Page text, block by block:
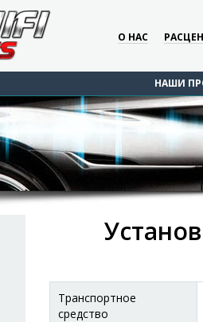
О НАС
НАШИ
Транспортное
средство